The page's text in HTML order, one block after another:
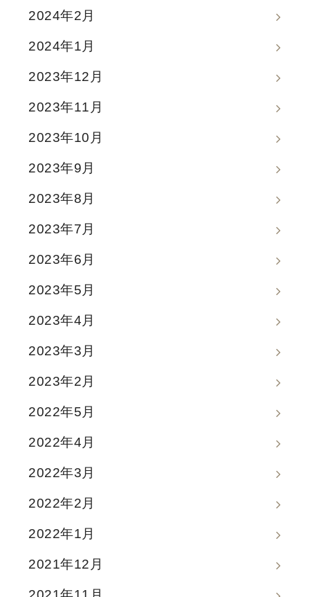
2024年2月
2024年1月
2023年12月
2023年11月
2023年10月
2023年9月
2023年8月
2023年7月
2023年6月
2023年5月
2023年4月
2023年3月
2023年2月
2022年5月
2022年4月
2022年3月
2022年2月
2022年1月
2021年12月